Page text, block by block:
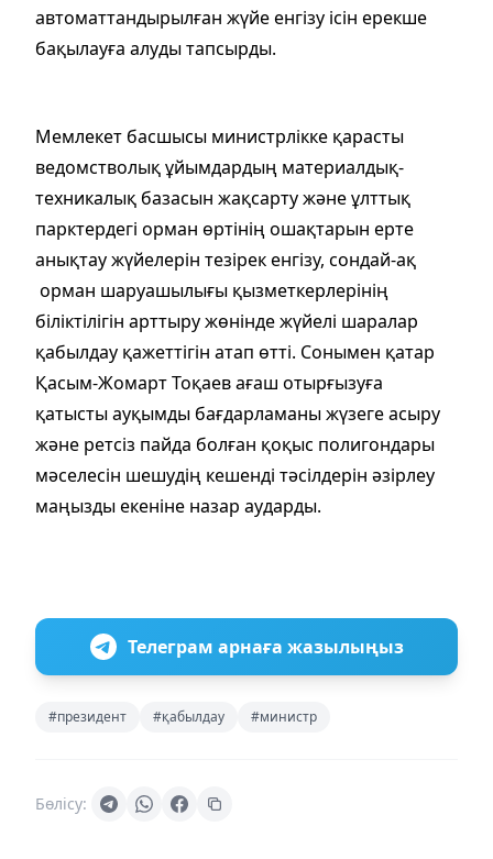
автоматтандырылған жүйе енгізу ісін ерекше
бақылауға алуды тапсырды.
Мемлекет басшысы министрлікке қарасты
ведомстволық ұйымдардың материалдық-
техникалық базасын жақсарту және ұлттық
парктердегі орман өртінің ошақтарын ерте
анықтау жүйелерін тезірек енгізу, сондай-ақ
орман шаруашылығы қызметкерлерінің
біліктілігін арттыру жөнінде жүйелі шаралар
қабылдау қажеттігін атап өтті. Сонымен қатар
Қасым-Жомарт Тоқаев ағаш отырғызуға
қатысты ауқымды бағдарламаны жүзеге асыру
және ретсіз пайда болған қоқыс полигондары
мәселесін шешудің кешенді тәсілдерін әзірлеу
маңызды екеніне назар аударды.
Телеграм арнаға жазылыңыз
#президент #қабылдау #министр
Бөлісу: